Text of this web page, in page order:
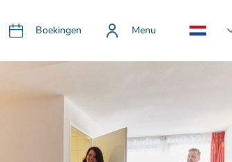
Boekingen Menu